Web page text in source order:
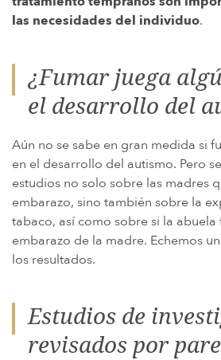
las necesidades del individuo.
¿Fumar juega
el desarrollo del
Aún no se sabe en gran medida si
en el desarrollo del autismo. Pero
estudios no solo sobre las madres
embarazo, sino también sobre la
tabaco, así como sobre si la
embarazo de la madre. Echemos
los resultados.
Estudios de
revisados por